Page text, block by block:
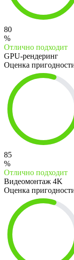
80
%
Отлично подходит
GPU-рендеринг
Оценка
85
%
Отлично подходит
Видеомонтаж 4K
Оценка